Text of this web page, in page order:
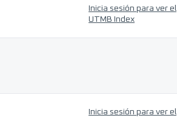
Inicia sesión para ver el
UTMB Index
Inicia sesión para ver el